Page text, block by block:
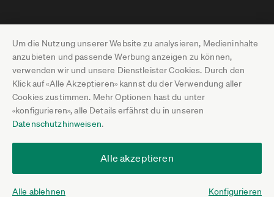
Um die Nutzung unserer Website zu analysieren, Medieninhalte
anzubieten und passende Werbung anzeigen zu können,
verwenden wir und unsere Dienstleister Cookies. Durch den
Klick auf «Alle Akzeptieren» kannst du der Verwendung aller
Cookies zustimmen. Mehr Optionen hast du unter
«konfigurieren», alle Details erfährst du in unseren
Datenschutzhinweisen.
Alle akzeptieren
Alle ablehnen Konfigurieren
Impressum
Datenschutz
Pressebereich
Jobs